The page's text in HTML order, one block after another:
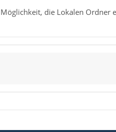
die Lokalen Ordner